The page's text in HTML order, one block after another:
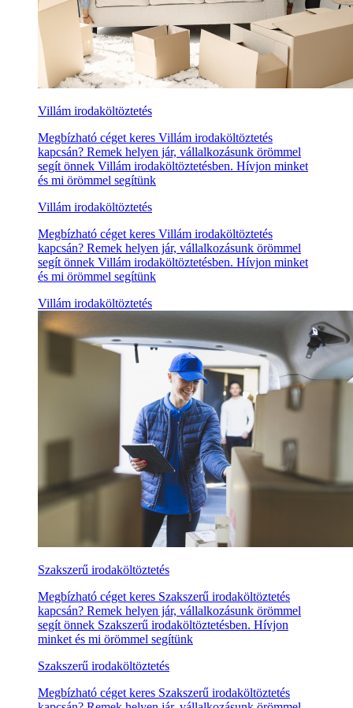
Villám irodaköltöztetés
Megbízható céget keres Villám irodaköltöztetés
kapcsán? Remek helyen jár, vállalkozásunk örömmel
segít önnek Villám irodaköltöztetésben. Hívjon minket
és mi örömmel segítünk
Villám irodaköltöztetés
Megbízható céget keres Villám irodaköltöztetés
kapcsán? Remek helyen jár, vállalkozásunk örömmel
segít önnek Villám irodaköltöztetésben. Hívjon minket
és mi örömmel segítünk
Villám irodaköltöztetés
Szakszerű irodaköltöztetés
Megbízható céget keres Szakszerű irodaköltöztetés
kapcsán? Remek helyen jár, vállalkozásunk örömmel
segít önnek Szakszerű irodaköltöztetésben. Hívjon
minket és mi örömmel segítünk
Szakszerű irodaköltöztetés
Megbízható céget keres Szakszerű irodaköltöztetés